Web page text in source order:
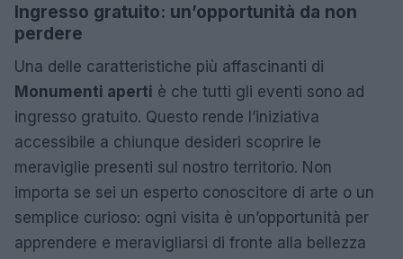
Ingresso gratuito: un’opportunità da non
perdere
Una delle caratteristiche più affascinanti di
Monumenti aperti è che tutti gli eventi sono ad
ingresso gratuito. Questo rende l’iniziativa
accessibile a chiunque desideri scoprire le
meraviglie presenti sul nostro territorio. Non
importa se sei un esperto conoscitore di arte o un
semplice curioso: ogni visita è un’opportunità per
apprendere e meravigliarsi di fronte alla bellezza